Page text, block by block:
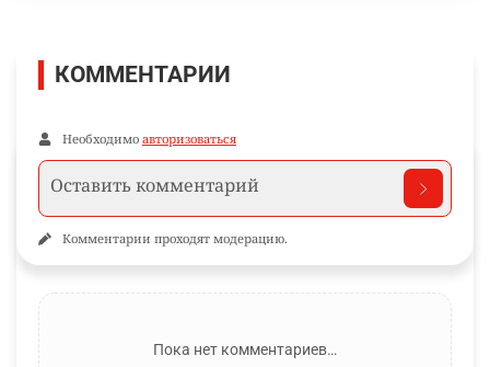
КОММЕНТАРИИ
Необходимо авторизоваться
Комментарии проходят модерацию.
Пока нет комментариев…